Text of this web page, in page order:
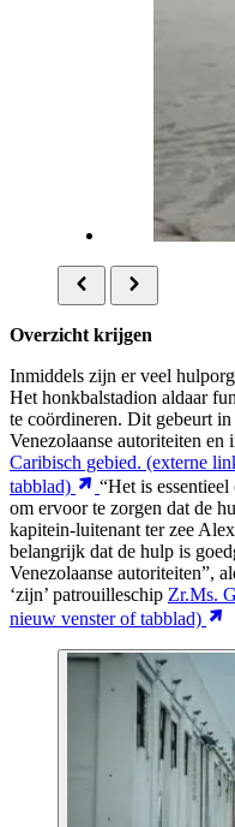
Overzicht krijgen
Inmiddels zijn er veel
Het honkbalstadion aldaar
te coördineren. Dit gebeurt
Venezolaanse autoriteiten en
Caribisch gebied. (externe
tabblad)
“Het is
om ervoor te zorgen dat de
kapitein-luitenant ter zee
belangrijk dat de hulp is
Venezolaanse autoriteiten”,
‘zijn’ patrouilleschip Zr.Ms.
nieuw venster of tabblad)